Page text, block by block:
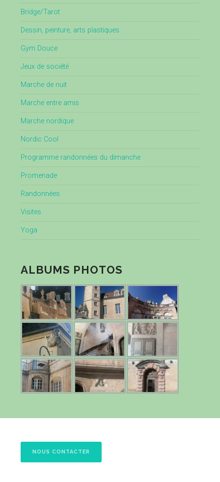
Bridge/Tarot
Dessin, peinture, arts plastiques
Gym Douce
Jeux de société
Marche de nuit
Marche entre amis
Marche nordique
Nordic Cool
Programme randonnées du dimanche
Promenade
Randonnées
Visites
Yoga
ALBUMS PHOTOS
NOUS CONTACTER